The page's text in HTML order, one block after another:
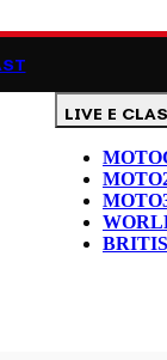
LIVE E